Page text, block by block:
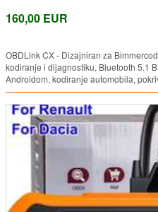
160,00 EUR
OBDLink CX - Dizajniran za
kodiranje i dijagnostiku, Bluetooth 5.1
Androidom, kodiranje automobila,